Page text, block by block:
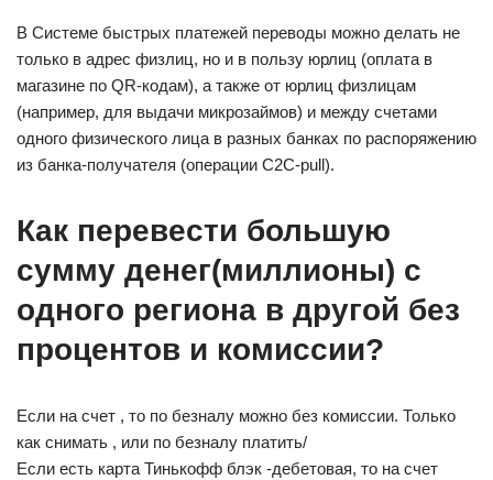
В Системе быстрых платежей переводы можно делать не
только в адрес физлиц, но и в пользу юрлиц (оплата в
магазине по QR-кодам), а также от юрлиц физлицам
(например, для выдачи микрозаймов) и между счетами
одного физического лица в разных банках по распоряжению
из банка-получателя (операции С2С-pull).
Как перевести большую
сумму денег(миллионы) с
одного региона в другой без
процентов и комиссии?
Если на счет , то по безналу можно без комиссии. Только
как снимать , или по безналу платить/
Если есть карта Тинькофф блэк -дебетовая, то на счет